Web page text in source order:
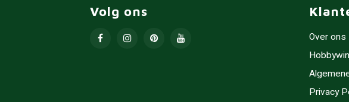
Volg ons
Over ons
Privacy